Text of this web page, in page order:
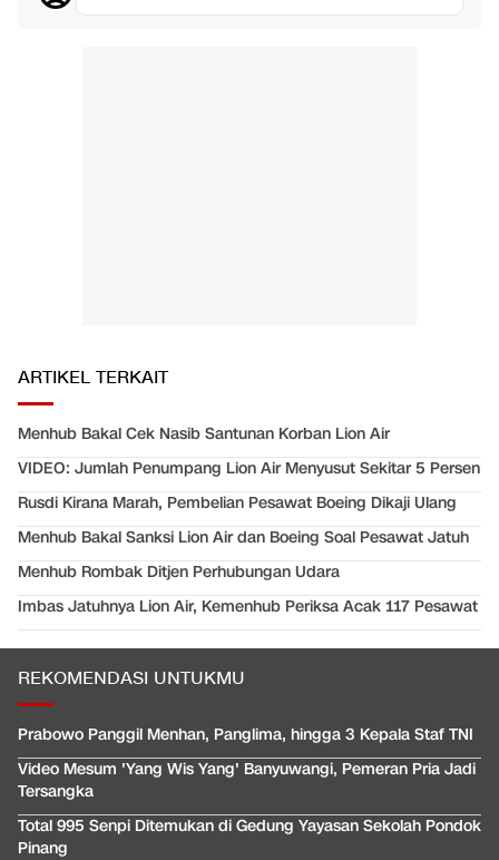
ARTIKEL TERKAIT
Menhub Bakal Cek Nasib Santunan Korban Lion Air
VIDEO: Jumlah Penumpang Lion Air Menyusut Sekitar 5 Persen
Rusdi Kirana Marah, Pembelian Pesawat Boeing Dikaji Ulang
Menhub Bakal Sanksi Lion Air dan Boeing Soal Pesawat Jatuh
Menhub Rombak Ditjen Perhubungan Udara
Imbas Jatuhnya Lion Air, Kemenhub Periksa Acak 117 Pesawat
REKOMENDASI UNTUKMU
Prabowo Panggil Menhan, Panglima, hingga 3 Kepala Staf TNI
Video Mesum 'Yang Wis Yang' Banyuwangi, Pemeran Pria Jadi
Tersangka
Total 995 Senpi Ditemukan di Gedung Yayasan Sekolah Pondok
Pinang